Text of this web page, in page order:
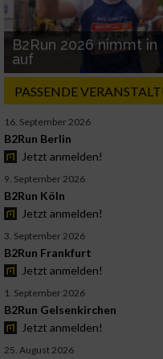
B2Run 2026 nimmt
auf
PASSENDE
16. September 2026
B2Run Berlin
Jetzt anmelden!
9. September 2026
B2Run Köln
Jetzt anmelden!
3. September 2026
B2Run Frankfurt
Jetzt anmelden!
1. September 2026
B2Run Gelsenkirchen
Jetzt anmelden!
25. August 2026